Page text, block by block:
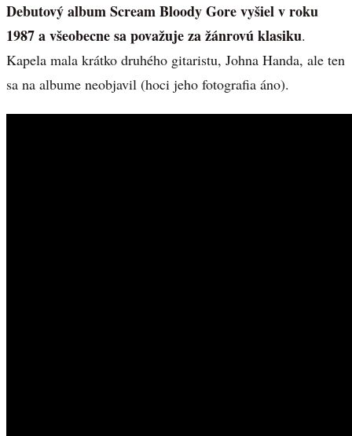
Debutový album Scream Bloody Gore vyšiel v roku
1987 a všeobecne sa považuje za žánrovú klasiku.
Kapela mala krátko druhého gitaristu, Johna Handa, ale ten
sa na albume neobjavil (hoci jeho fotografia áno).